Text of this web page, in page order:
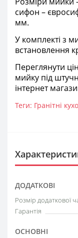
сифон –
мм.
У комплекті з
встановлення
Переглянути
мийку під
інтернет
Теги: Гранітні
ДОДАТКОВІ
Розмір додаткової
Гарантія
ОСНОВНІ